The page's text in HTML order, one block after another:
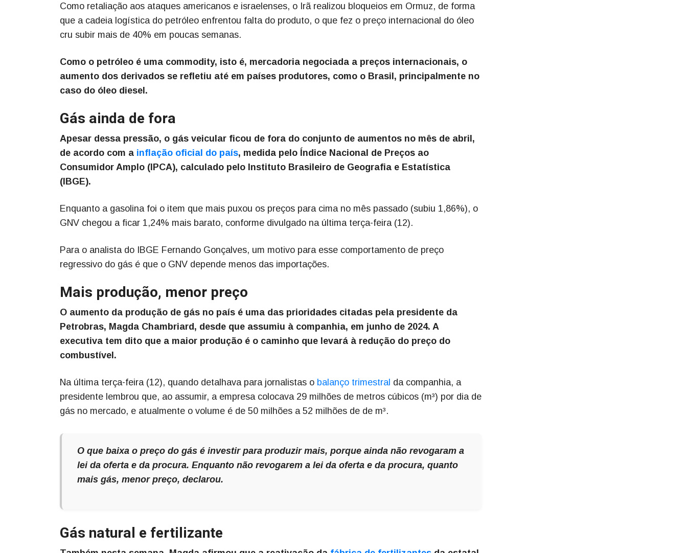
Como retaliação aos ataques americanos e israelenses, o Irã realizou bloqueios em Ormuz, de forma
que a cadeia logística do petróleo enfrentou falta do produto, o que fez o preço internacional do óleo
cru subir mais de 40% em poucas semanas.
Como o petróleo é uma commodity, isto é, mercadoria negociada a preços internacionais, o
aumento dos derivados se refletiu até em países produtores, como o Brasil, principalmente no
caso do óleo diesel.
Gás ainda de fora
Apesar dessa pressão, o gás veicular ficou de fora do conjunto de aumentos no mês de abril,
de acordo com a inflação oficial do país, medida pelo Índice Nacional de Preços ao
Consumidor Amplo (IPCA), calculado pelo Instituto Brasileiro de Geografia e Estatística
(IBGE).
Enquanto a gasolina foi o item que mais puxou os preços para cima no mês passado (subiu 1,86%), o
GNV chegou a ficar 1,24% mais barato, conforme divulgado na última terça-feira (12).
Para o analista do IBGE Fernando Gonçalves, um motivo para esse comportamento de preço
regressivo do gás é que o GNV depende menos das importações.
Mais produção, menor preço
O aumento da produção de gás no país é uma das prioridades citadas pela presidente da
Petrobras, Magda Chambriard, desde que assumiu à companhia, em junho de 2024. A
executiva tem dito que a maior produção é o caminho que levará à redução do preço do
combustível.
Na última terça-feira (12), quando detalhava para jornalistas o balanço trimestral da companhia, a
presidente lembrou que, ao assumir, a empresa colocava 29 milhões de metros cúbicos (m³) por dia de
gás no mercado, e atualmente o volume é de 50 milhões a 52 milhões de de m³.
O que baixa o preço do gás é investir para produzir mais, porque ainda não revogaram a
lei da oferta e da procura. Enquanto não revogarem a lei da oferta e da procura, quanto
mais gás, menor preço, declarou.
Gás natural e fertilizante